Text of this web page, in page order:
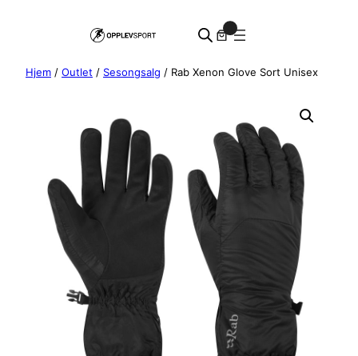
Hjem / Outlet / Sesongsalg / Rab Xenon Glove Sort Unisex